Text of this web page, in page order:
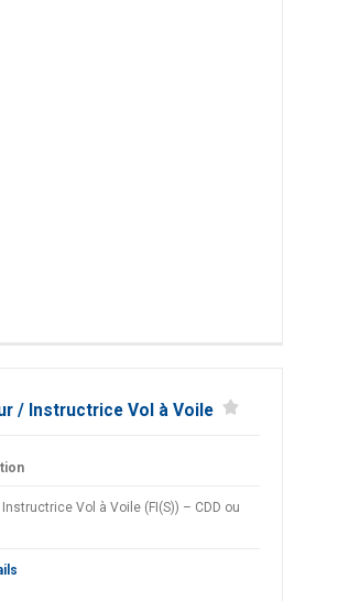
/ Instructrice Vol à Voile
Vol à Voile (FI(S)) – CDD ou